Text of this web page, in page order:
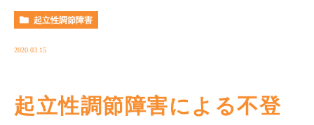
起立性調節障害
2020.03.15
起立性調節障害による不登